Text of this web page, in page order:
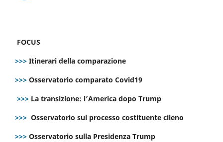
FOCUS
>>> Itinerari della comparazione
>>> Osservatorio comparato Covid19
>>> La transizione: l’America dopo Trump
>>> Osservatorio sul processo costituente cileno
>>> Osservatorio sulla Presidenza Trump